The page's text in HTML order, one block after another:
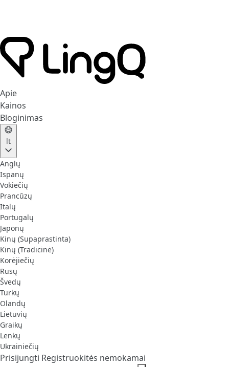
Apie
Kainos
Bloginimas
lt
Anglų
Ispanų
Vokiečių
Prancūzų
Italų
Portugalų
Japonų
Kinų (Supaprastinta)
Kinų (Tradicinė)
Korėjiečių
Rusų
Švedų
Turkų
Olandų
Lietuvių
Graikų
Lenkų
Ukrainiečių
Prisijungti Registruokitės nemokamai